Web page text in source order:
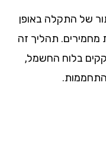
התקלה באופן
תהליך זה
בלוח החשמל,